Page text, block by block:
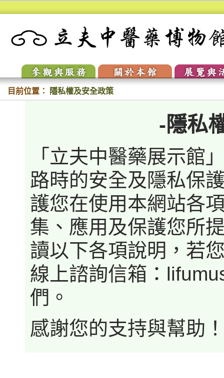
開放時間
聯絡我們
校史
人物典藏
常設
展演
開放時間
VR環景
當期
目前位置： 隱私權及安全政策
-隱私
「立夫中醫藥展示館
路時的安全及隱私保
護您在使用本網站各
集、應用及保護您所
讀以下各項說明，若
線上諮詢信箱：
們。
感謝您的支持與幫助